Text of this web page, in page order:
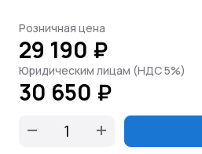
Розничная цена
29 190 ₽
Юридическим лицам (НДС 5%)
30 650 ₽